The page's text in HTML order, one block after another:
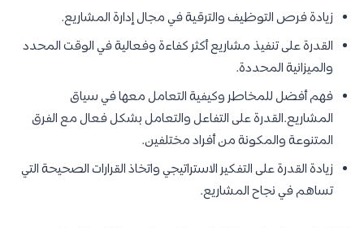
زيادة فرص التوظيف والترقية في مجال إدارة المشاريع.
القدرة على تنفيذ مشاريع أكثر كفاءة وفعالية في الوقت المحدد
والميزانية المحددة.
فهم أفضل للمخاطر وكيفية التعامل معها في سياق
المشاريع.القدرة على التفاعل والتعامل بشكل فعال مع الفرق
المتنوعة والمكونة من أفراد مختلفين.
زيادة القدرة على التفكير الاستراتيجي واتخاذ القرارات الصحيحة التي
تساهم في نجاح المشاريع.